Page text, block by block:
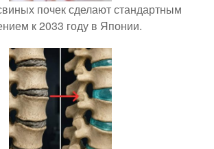
почек сделают стандартным
к 2033 году в Японии.